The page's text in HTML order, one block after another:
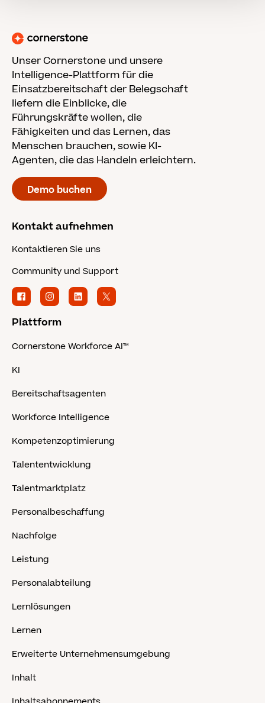
Unser Cornerstone und unsere
Intelligence-Plattform für die
Einsatzbereitschaft der Belegschaft
liefern die Einblicke, die
Führungskräfte wollen, die
Fähigkeiten und das Lernen, das
Menschen brauchen, sowie KI-
Agenten, die das Handeln erleichtern.
Demo buchen
Kontakt aufnehmen
Kontaktieren Sie uns
Community und Support
Plattform
Cornerstone Workforce AI™
KI
Bereitschaftsagenten
Workforce Intelligence
Kompetenzoptimierung
Talententwicklung
Talentmarktplatz
Personalbeschaffung
Nachfolge
Leistung
Personalabteilung
Lernlösungen
Lernen
Erweiterte Unternehmensumgebung
Inhalt